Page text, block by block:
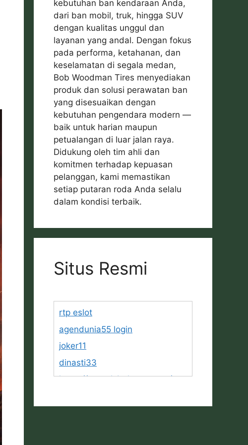
kebutuhan ban kendaraan Anda,
dari ban mobil, truk, hingga SUV
dengan kualitas unggul dan
layanan yang andal. Dengan fokus
pada performa, ketahanan, dan
keselamatan di segala medan,
Bob Woodman Tires menyediakan
produk dan solusi perawatan ban
yang disesuaikan dengan
kebutuhan pengendara modern —
baik untuk harian maupun
petualangan di luar jalan raya.
Didukung oleh tim ahli dan
komitmen terhadap kepuasan
pelanggan, kami memastikan
setiap putaran roda Anda selalu
dalam kondisi terbaik.
Situs Resmi
rtp eslot
agendunia55 login
joker11
dinasti33
https://www.lsbphotos.com/tea
https://egalet.com/about-